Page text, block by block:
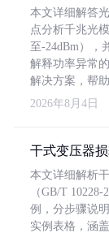
本文详细解答
点分析千兆光
至-24dBm），
解释功率异常
解决方案，帮
2026年8月4日
干式变压器
本文详细解析
（GB/T
例，分步骤说
实例表格，涵